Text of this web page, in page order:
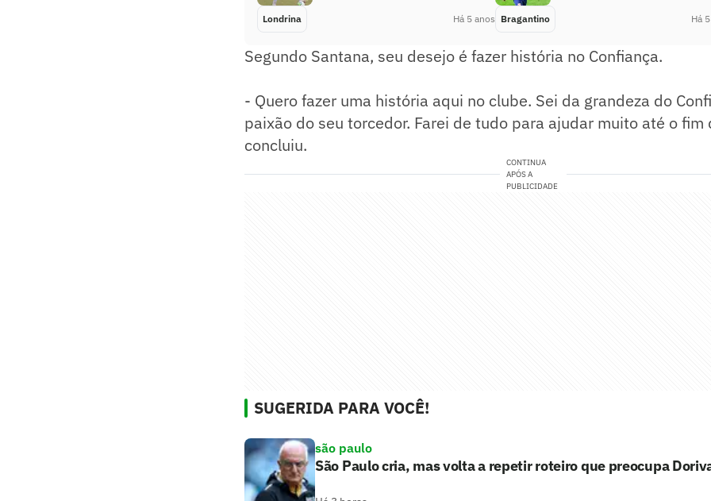
Londrina Há 5 anos Bragantino Há
Segundo Santana, seu desejo é fazer história no Confiança.
- Quero fazer uma história aqui no clube. Sei da grandeza do
paixão do seu torcedor. Farei de tudo para ajudar muito até o
concluiu.
CONTINUA
APÓS A
PUBLICIDADE
SUGERIDA PARA VOCÊ!
são paulo
São Paulo cria, mas volta a repetir roteiro que preocupa